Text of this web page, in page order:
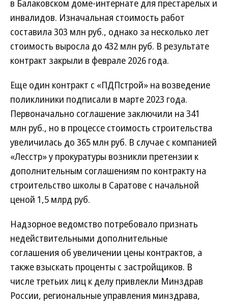
в Балаковском доме-интернате для престарелых и
инвалидов. Изначальная стоимость работ
составила 303 млн руб., однако за несколько лет
стоимость выросла до 432 млн руб. В результате
контракт закрыли в феврале 2026 года.
Еще один контракт с «ПДПстрой» на возведение
поликлиники подписали в марте 2023 года.
Первоначально соглашение заключили на 341
млн руб., но в процессе стоимость строительства
увеличилась до 365 млн руб. В случае с компанией
«Лесстр» у прокуратуры возникли претензии к
дополнительным соглашениям по контракту на
строительство школы в Саратове с начальной
ценой 1,5 млрд руб.
Надзорное ведомство потребовало признать
недействительными дополнительные
соглашения об увеличении цены контрактов, а
также взыскать проценты с застройщиков. В
числе третьих лиц к делу привлекли Минздрав
России, региональные управления минздрава,